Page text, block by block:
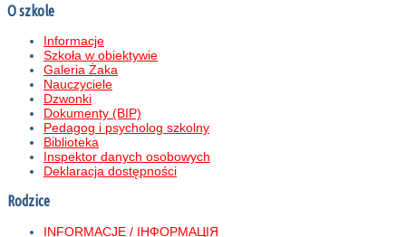
O szkole
Informacje
Szkoła w obiektywie
Galeria Żaka
Nauczyciele
Dzwonki
Dokumenty (BIP)
Pedagog i psycholog szkolny
Biblioteka
Inspektor danych osobowych
Deklaracja dostępności
Rodzice
INFORMACJE / ІНФОРМАЦІЯ